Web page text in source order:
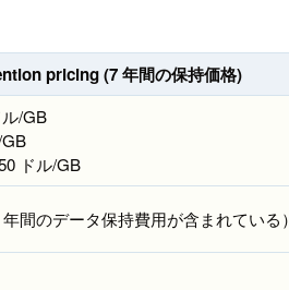
pricing (7 年間の保持価格)
/GB
ドル/GB
間のデータ保持費用が含まれている）